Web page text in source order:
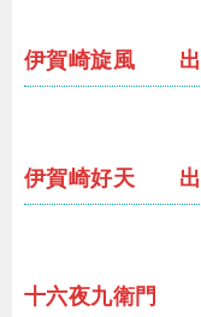
伊賀崎旋風 出
伊賀崎好天 出
十六夜九衛門